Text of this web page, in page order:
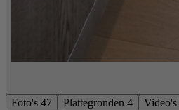
Foto's 47 Plattegronden 4 Video's